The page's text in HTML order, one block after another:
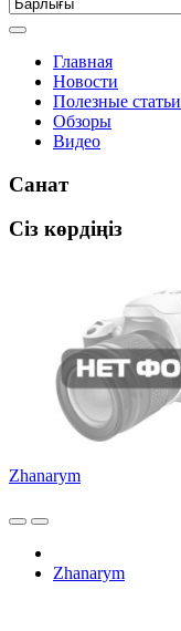
Главная
Новости
Полезные статьи
Обзоры
Видео
Санат
Сіз көрдіңіз
Zhanarym
Zhanarym